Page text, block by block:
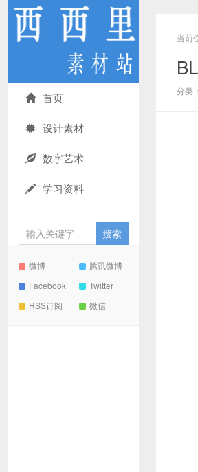
首页
设计素材
数字艺术
学习资料
微博
腾讯微博
Facebook
Twitter
RSS订阅
微信
当前
分类：